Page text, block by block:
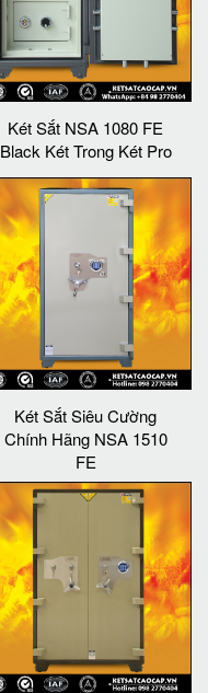
Két Sắt NSA 1080 FE
Black Két Trong Két Pro
Két Sắt Siêu Cường
Chính Hãng NSA 1510
FE